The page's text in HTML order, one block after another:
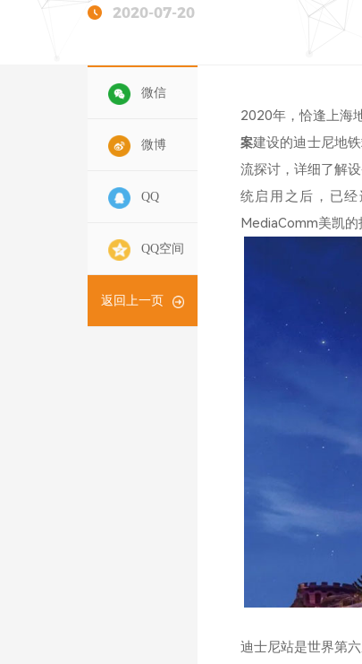
2020-07-20
微信
微博
QQ
QQ空间
返回上一页
2020年，恰逢上海
案建设的迪士尼地
流探讨，详细了解
统启用之后，已
MediaComm美凯的
迪士尼站是世界第